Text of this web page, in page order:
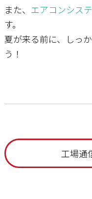
また、 エアコンシス
す。
夏が来る前に、しっ
う！
工場通